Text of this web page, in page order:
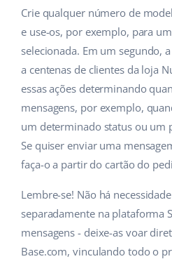
Gestão de Envios
Saúde e beleza
Auditoria de contas
Calculadora de benefícios
Colaboração e parcerias
Parceiros Base
Ελληνικά
español (AR)
Français
Italiano
polski
português (BR)
Crie qualquer número de
e use-os, por exemplo, para
selecionada. Em um segundo,
a centenas de clientes da loja
essas ações determinando
mensagens, por exemplo,
um determinado status ou um
Se quiser enviar uma
faça-o a partir do cartão do
Lembre-se! Não há
separadamente na plataforma
mensagens - deixe-as voar
Base.com, vinculando todo o